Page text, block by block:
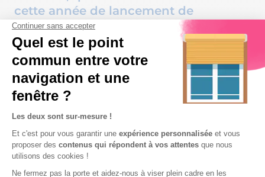
cette année de lancement de
Krafteo ?
« Krafteo est né de quatre éditeurs experts de leur
métier. Benjamin TARRIER (Krafteo), Charles PELLE
(Revel’Home),
Jean-Bernard MELET (Eldo), et moi sommes
convaincus d’une chose : un éditeur de logiciels ne
peut pas être bon partout et doit se concentrer sur
son cœur de métier.
Pour autant, les besoins de nos clients ne cessent
d’évoluer et vont au-delà de ce que chacun d’entre